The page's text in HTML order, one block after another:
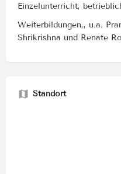
Einzelunterricht,
Weiterbildungen,, u.a.
Shrikrishna und Renate
Standort